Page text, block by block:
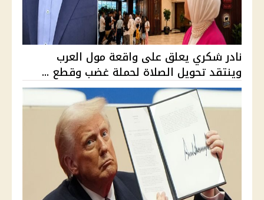
نادر شكري يعلق على واقعة مول العرب
وينتقد تحويل الصلاة لحملة غضب وقطع ...